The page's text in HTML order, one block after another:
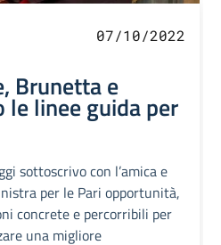
07/10/2022
Brunetta e
linee guida per
sottoscrivo con l’amica e
per le Pari opportunità,
concrete e percorribili per
una migliore